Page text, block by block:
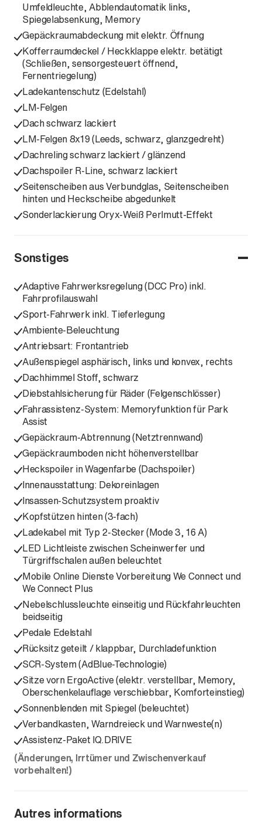
Umfeldleuchte, Abblendautomatik links,
Spiegelabsenkung, Memory
Gepäckraumabdeckung mit elektr. Öffnung
Kofferraumdeckel / Heckklappe elektr. betätigt
(Schließen, sensorgesteuert öffnend,
Fernentriegelung)
Ladekantenschutz (Edelstahl)
LM-Felgen
Dach schwarz lackiert
LM-Felgen 8x19 (Leeds, schwarz, glanzgedreht)
Dachreling schwarz lackiert / glänzend
Dachspoiler R-Line, schwarz lackiert
Seitenscheiben aus Verbundglas, Seitenscheiben
hinten und Heckscheibe abgedunkelt
Sonderlackierung Oryx-Weiß Perlmutt-Effekt
Sonstiges
Adaptive Fahrwerksregelung (DCC Pro) inkl.
Fahrprofilauswahl
Sport-Fahrwerk inkl. Tieferlegung
Ambiente-Beleuchtung
Antriebsart: Frontantrieb
Außenspiegel asphärisch, links und konvex, rechts
Dachhimmel Stoff, schwarz
Diebstahlsicherung für Räder (Felgenschlösser)
Fahrassistenz-System: Memoryfunktion für Park
Assist
Gepäckraum-Abtrennung (Netztrennwand)
Gepäckraumboden nicht höhenverstellbar
Heckspoiler in Wagenfarbe (Dachspoiler)
Innenausstattung: Dekoreinlagen
Insassen-Schutzsystem proaktiv
Kopfstützen hinten (3-fach)
Ladekabel mit Typ 2-Stecker (Mode 3, 16 A)
LED Lichtleiste zwischen Scheinwerfer und
Türgriffschalen außen beleuchtet
Mobile Online Dienste Vorbereitung We Connect und
We Connect Plus
Nebelschlussleuchte einseitig und Rückfahrleuchten
beidseitig
Pedale Edelstahl
Rücksitz geteilt / klappbar, Durchladefunktion
SCR-System (AdBlue-Technologie)
Sitze vorn ErgoActive (elektr. verstellbar, Memory,
Oberschenkelauflage verschiebbar, Komforteinstieg)
Sonnenblenden mit Spiegel (beleuchtet)
Verbandkasten, Warndreieck und Warnweste(n)
Assistenz-Paket IQ.DRIVE
(Änderungen, Irrtümer und Zwischenverkauf
vorbehalten!)
Autres informations